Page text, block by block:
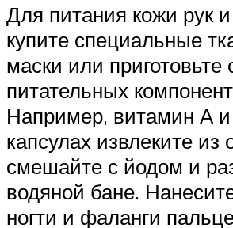
Для питания кожи рук и
купите специальные
маски или приготовьте
питательных
Например, витамин А
капсулах извлеките из
смешайте с йодом и
водяной бане.
ногти и фаланги